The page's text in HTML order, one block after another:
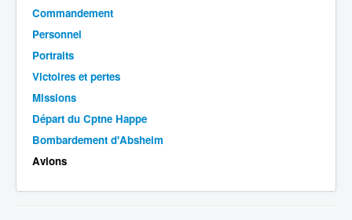
Avions
Formation
Doctrines
Batailles
Commandement
Personnel
Portraits
Victoires et pertes
Missions
Départ du Cptne Happe
Bombardement d'Absheim
Avions